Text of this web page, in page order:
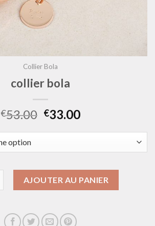
Collier Bola
collier bola
€53.00 €33.00
AJOUTER AU PANIER